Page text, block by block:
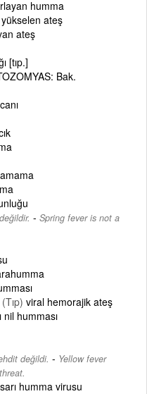
humma
ateş
ateş
[tıp.]
Bak.
- Spring fever is not a
(Tıp) viral hemorajik ateş
nil humması
değildi. - Yellow fever
sarı humma virusu